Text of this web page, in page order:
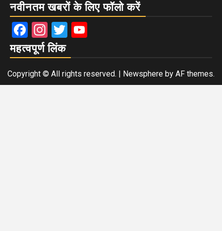
नवीनतम खबरों के लिए फॉलो करें
Facebook
Instagram
Twitter
महत्वपूर्ण लिंक
Copyright © All rights reserved. | Newsphere by AF themes.